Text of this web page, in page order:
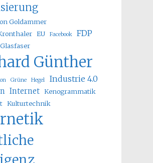
Goldammer
EU Facebook FDP
Glasfaser
Günther
Grüne Hegel Industrie 4.0
Internet Kenogrammatik
Kulturtechnik